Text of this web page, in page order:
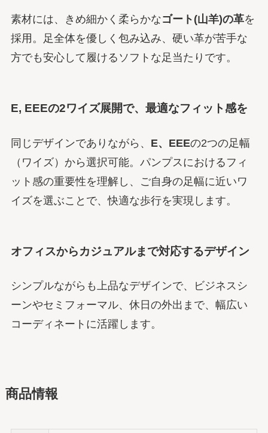
素材には、きめ細かく柔らかなゴート(山羊)の革を
採用。足全体を優しく包み込み、硬い革が苦手な
方でも安心して履けるソフトな足当たりです。
E, EEEの2ワイズ展開で、最適なフィット感を
同じデザインでありながら、 E、EEEの2つの足幅
（ワイズ）から選択可能。パンプスにおけるフィ
ット感の重要性を理解し、ご自身の足幅に近いワ
イズを選ぶことで、快適な歩行を実現します。
オフィスからカジュアルまで対応するデザイン
シンプルながらも上品なデザインで、ビジネスシ
ーンやセミフォーマル、休日の外出まで、幅広い
コーディネートに活躍します。
商品情報